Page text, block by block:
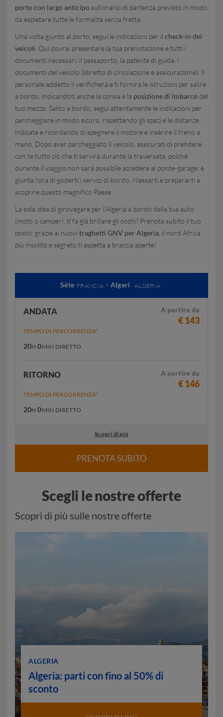
porto con largo anticipo sull’orario di partenza previsto in modo
da espletare tutte le formalità senza fretta.
Una volta giunto al porto, segui le indicazioni per il check-in dei
veicoli . Qui dovrai presentare la tua prenotazione e tutti i
documenti necessari: il passaporto, la patente di guida, i
documenti del veicolo (libretto di circolazione e assicurazione). Il
personale addetto li verificherà e ti fornirà le istruzioni per salire
a bordo, indicandoti anche la corsia e la posizione di imbarco del
tuo mezzo. Salito a bordo, segui attentamente le indicazioni per
parcheggiare in modo sicuro, rispettando gli spazi e le distanze
indicate e ricordando di spegnere il motore e inserire il freno a
mano. Dopo aver parcheggiato il veicolo, assicurati di prendere
con te tutto ciò che ti servirà durante la traversata, poiché
durante il viaggio non sarà possibile accedere al ponte-garage: è
giunta l’ora di goderti i servizi di bordo, rilassarti e prepararti a
scoprire questo magnifico Paese.
La sola idea di girovagare per l’Algeria a bordo della tua auto
(moto o camper), ti fa già brillare gli occhi? Prenota subito il tuo
posto: grazie ai nuovi traghetti GNV per Algeria , il nord Africa
più insolito e segreto ti aspetta a braccia aperte!
Sète FRANCIA - Algeri ALGERIA
ANDATA A partire da
€ 143
TEMPO DI PERCORRENZA*
20H 0MIN DIRETTO
RITORNO A partire da
€ 146
TEMPO DI PERCORRENZA*
20H 0MIN DIRETTO
Scopri di più
PRENOTA SUBITO
Scegli le nostre offerte
Scopri di più sulle nostre offerte
ALGERIA
Algeria: parti con fino al 50% di
sconto